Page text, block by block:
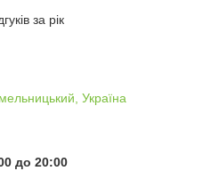
за рік
Україна
до 20:00